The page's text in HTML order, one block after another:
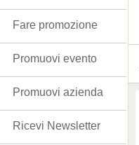
Fare promozione
Promuovi evento
Promuovi azienda
Ricevi Newsletter